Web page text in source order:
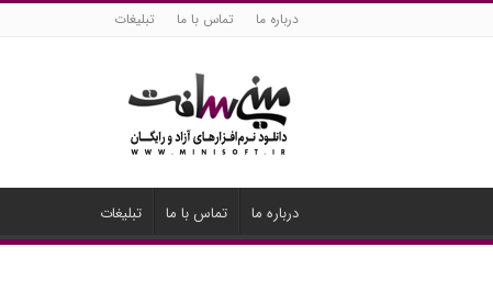
درباره ما تماس با ما تبلیغات
درباره ما تماس با ما تبلیغات